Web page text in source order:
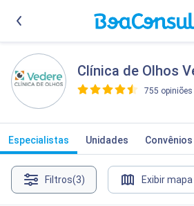
Clínica de Olhos
755 opiniões
Especialistas Unidades
Filtros(3) Exibir mapa